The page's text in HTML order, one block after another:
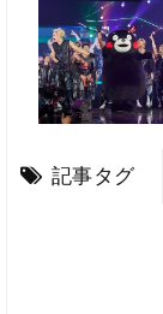
記事タグ